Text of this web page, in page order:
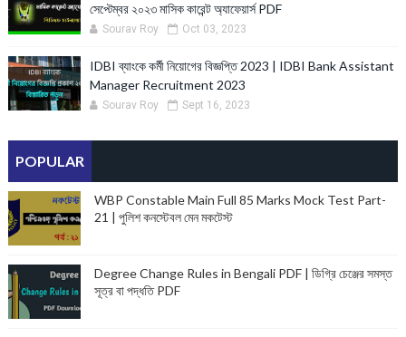
সেপ্টেম্বর ২০২৩ মাসিক কারেন্ট অ্যাফেয়ার্স PDF
Sourav Roy Oct 03, 2023
IDBI ব্যাংকে কর্মী নিয়োগের বিজ্ঞপ্তি 2023 | IDBI Bank Assistant
Manager Recruitment 2023
Sourav Roy Sept 16, 2023
POPULAR
WBP Constable Main Full 85 Marks Mock Test Part-
21 | পুলিশ কনস্টেবল মেন মকটেস্ট
Degree Change Rules in Bengali PDF | ডিগ্রি চেঞ্জের সমস্ত
সূত্র বা পদ্ধতি PDF